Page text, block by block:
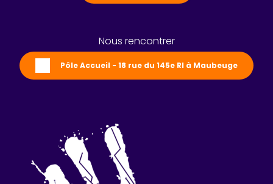
Nous rencontrer
Pôle Accueil - 18 rue du 145e RI à Maubeuge